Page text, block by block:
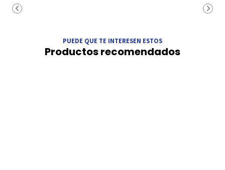
PUEDE QUE TE INTERESEN ESTOS
Productos recomendados